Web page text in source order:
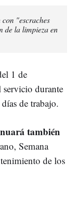
"escraches
de la limpieza en
1 de
servicio durante
de trabajo.
también
Semana
de los